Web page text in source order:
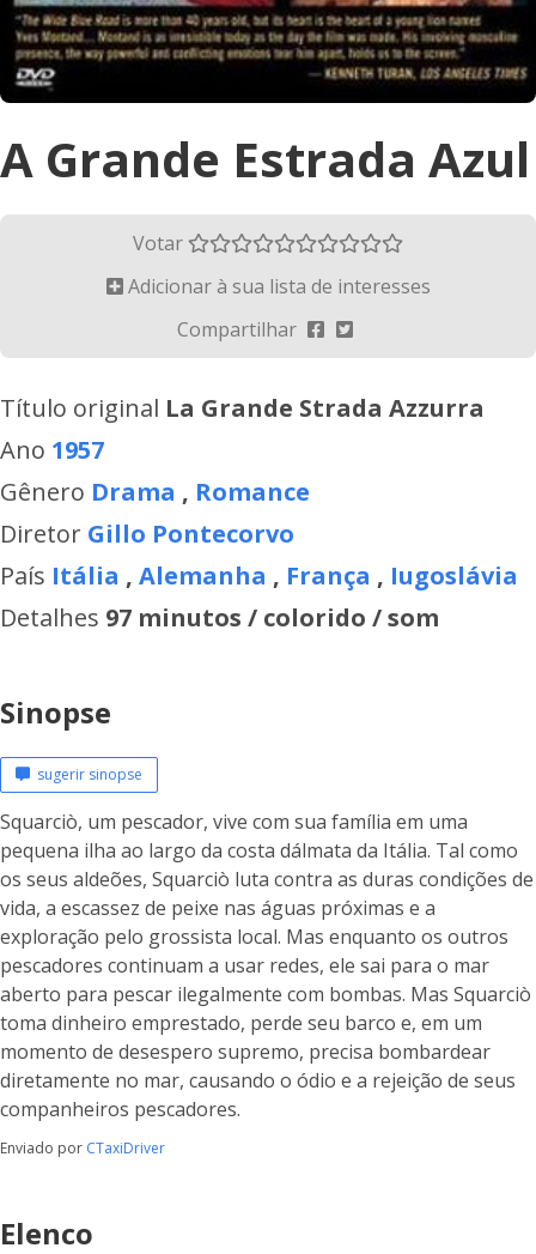
A Grande Estrada Azul
Votar
Adicionar à sua lista de interesses
Compartilhar
Título original La Grande Strada Azzurra
Ano 1957
Gênero Drama , Romance
Diretor Gillo Pontecorvo
País Itália , Alemanha , França , Iugoslávia
Detalhes 97 minutos / colorido / som
Sinopse
sugerir sinopse
Squarciò, um pescador, vive com sua família em uma
pequena ilha ao largo da costa dálmata da Itália. Tal como
os seus aldeões, Squarciò luta contra as duras condições de
vida, a escassez de peixe nas águas próximas e a
exploração pelo grossista local. Mas enquanto os outros
pescadores continuam a usar redes, ele sai para o mar
aberto para pescar ilegalmente com bombas. Mas Squarciò
toma dinheiro emprestado, perde seu barco e, em um
momento de desespero supremo, precisa bombardear
diretamente no mar, causando o ódio e a rejeição de seus
companheiros pescadores.
Enviado por CTaxiDriver
Elenco